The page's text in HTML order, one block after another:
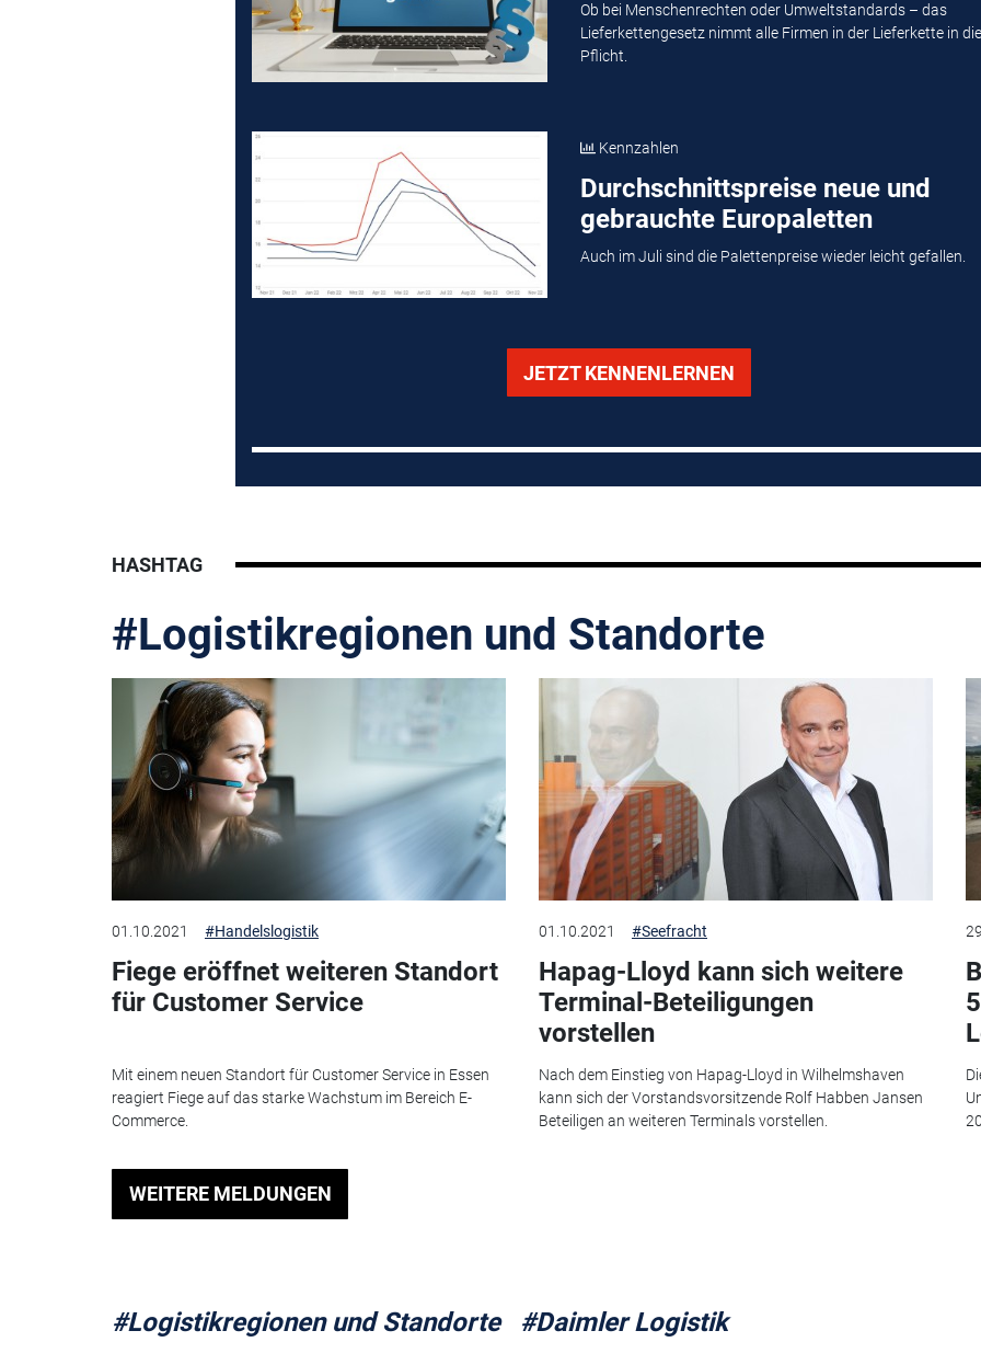
Ob bei Menschenrechten oder Umweltstandards – das
Lieferkettengesetz nimmt alle Firmen in der Lieferkette in die
Pflicht.
Kennzahlen
Durchschnittspreise neue und
gebrauchte Europaletten
Auch im Juli sind die Palettenpreise wieder leicht gefallen.
JETZT KENNENLERNEN
HASHTAG
#Logistikregionen und Standorte
01.10.2021 #Handelslogistik
Fiege eröffnet weiteren Standort
für Customer Service
Mit einem neuen Standort für Customer Service in Essen
reagiert Fiege auf das starke Wachstum im Bereich E-
Commerce.
01.10.2021 #Seefracht
Hapag-Lloyd kann sich weitere
Terminal-Beteiligungen
vorstellen
Nach dem Einstieg von Hapag-Lloyd in Wilhelmshaven
kann sich der Vorstandsvorsitzende Rolf Habben Jansen
Beteiligen an weiteren Terminals vorstellen.
WEITERE MELDUNGEN
#Logistikregionen und Standorte #Daimler Logistik